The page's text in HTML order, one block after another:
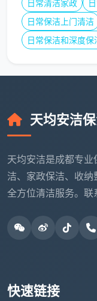
该被一次不彻底
现在就联系天
即时报价，让新
日常清洁家政
日常保洁上门清洁
日常保洁和深度保
天均安洁
天均安洁是成都专
洁、家政保洁、收
全方位清洁服务。
快速链接